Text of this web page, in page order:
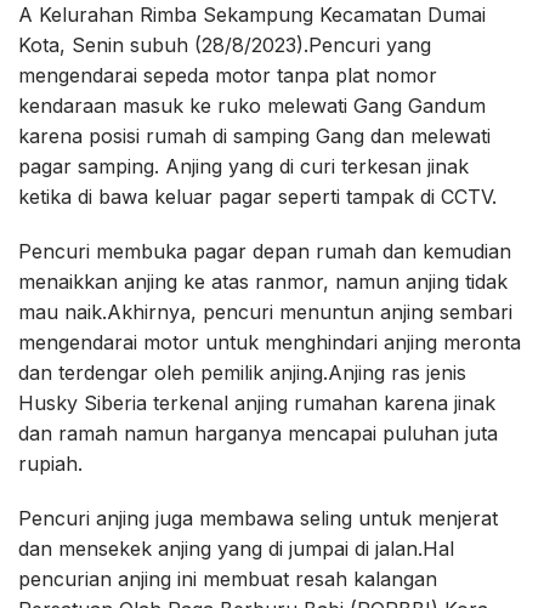
A Kelurahan Rimba Sekampung Kecamatan Dumai
Kota, Senin subuh (28/8/2023).Pencuri yang
mengendarai sepeda motor tanpa plat nomor
kendaraan masuk ke ruko melewati Gang Gandum
karena posisi rumah di samping Gang dan melewati
pagar samping. Anjing yang di curi terkesan jinak
ketika di bawa keluar pagar seperti tampak di CCTV.
Pencuri membuka pagar depan rumah dan kemudian
menaikkan anjing ke atas ranmor, namun anjing tidak
mau naik.Akhirnya, pencuri menuntun anjing sembari
mengendarai motor untuk menghindari anjing meronta
dan terdengar oleh pemilik anjing.Anjing ras jenis
Husky Siberia terkenal anjing rumahan karena jinak
dan ramah namun harganya mencapai puluhan juta
rupiah.
Pencuri anjing juga membawa seling untuk menjerat
dan mensekek anjing yang di jumpai di jalan.Hal
pencurian anjing ini membuat resah kalangan